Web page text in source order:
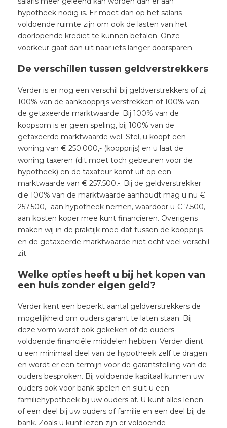
hypotheek nodig is. Er moet dan op het salaris
voldoende ruimte zijn om ook de lasten van het
doorlopende krediet te kunnen betalen. Onze
voorkeur gaat dan uit naar iets langer doorsparen.
De verschillen tussen geldverstrekkers
Verder is er nog een verschil bij geldverstrekkers of zij
100% van de aankoopprijs verstrekken of 100% van
de getaxeerde marktwaarde. Bij 100% van de
koopsom is er geen speling, bij 100% van de
getaxeerde marktwaarde wel. Stel, u koopt een
woning van € 250.000,- (koopprijs) en u laat de
woning taxeren (dit moet toch gebeuren voor de
hypotheek) en de taxateur komt uit op een
marktwaarde van € 257.500,-. Bij de geldverstrekker
die 100% van de marktwaarde aanhoudt mag u nu €
257.500,- aan hypotheek nemen, waardoor u € 7.500,-
aan kosten koper mee kunt financieren. Overigens
maken wij in de praktijk mee dat tussen de koopprijs
en de getaxeerde marktwaarde niet echt veel verschil
zit.
Welke opties heeft u bij het kopen van
een huis zonder eigen geld?
Verder kent een beperkt aantal geldverstrekkers de
mogelijkheid om ouders garant te laten staan. Bij
deze vorm wordt ook gekeken of de ouders
voldoende financiële middelen hebben. Verder dient
u een minimaal deel van de hypotheek zelf te dragen
en wordt er een termijn voor de garantstelling van de
ouders besproken. Bij voldoende kapitaal kunnen uw
ouders ook voor bank spelen en sluit u een
familiehypotheek bij uw ouders af. U kunt alles lenen
of een deel bij uw ouders of familie en een deel bij de
bank. Zoals u kunt lezen zijn er voldoende